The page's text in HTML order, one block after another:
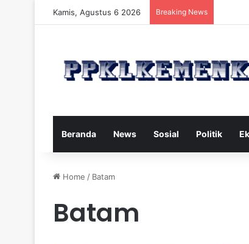
Kamis, Agustus 6 2026 Breaking News
Beranda News Sosial Politik
Home / Batam
Batam